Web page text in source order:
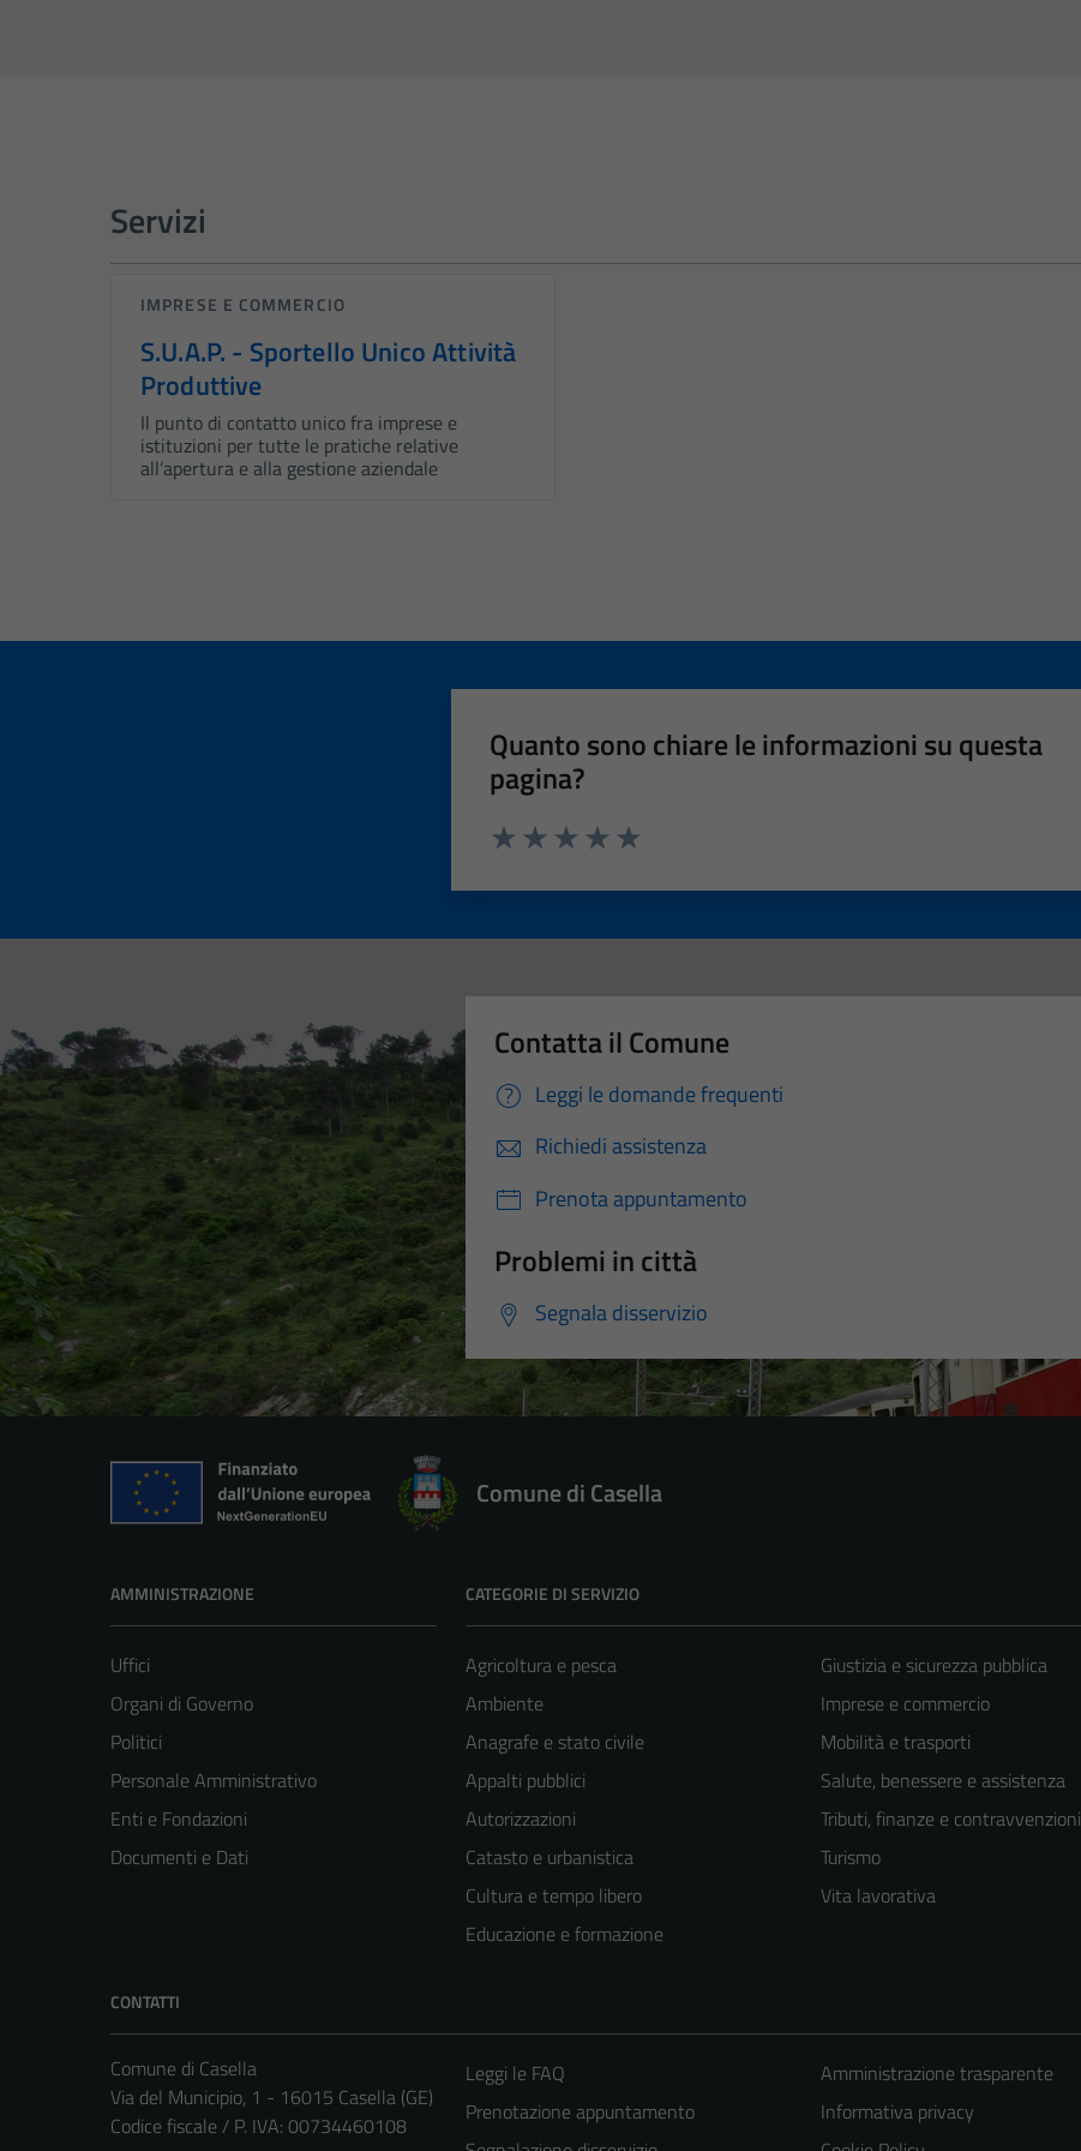
Servizi
IMPRESE E COMMERCIO
S.U.A.P. - Sportello Unico Attività
Produttive
Il punto di contatto unico fra imprese e
istituzioni per tutte le pratiche relative
all’apertura e alla gestione aziendale
Quanto sono chiare le informazioni su questa
pagina?
Contatta il Comune
Leggi le domande frequenti
Richiedi assistenza
Prenota appuntamento
Problemi in città
Segnala disservizio
Comune di Casella
AMMINISTRAZIONE
Uffici
Organi di Governo
Politici
Personale Amministrativo
Enti e Fondazioni
Documenti e Dati
CATEGORIE DI SERVIZIO
Agricoltura e pesca
Ambiente
Anagrafe e stato civile
Appalti pubblici
Autorizzazioni
Catasto e urbanistica
Cultura e tempo libero
Educazione e formazione
Giustizia e sicurezza pubblica
Imprese e commercio
Mobilità e trasporti
Salute, benessere e assistenza
Tributi, finanze e contravvenzioni
Turismo
Vita lavorativa
CONTATTI
Comune di Casella
Via del Municipio, 1 - 16015 Casella (GE)
Codice fiscale / P. IVA: 00734460108
Leggi le FAQ
Prenotazione appuntamento
Amministrazione trasparente
Informativa privacy